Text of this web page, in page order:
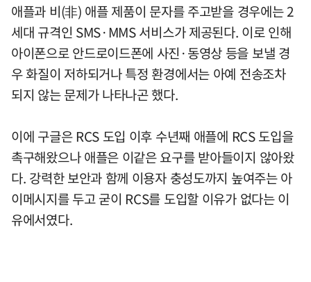
애플과 비(非) 애플 제품이 문자를 주고받을 경우에는 2
세대 규격인 SMS·MMS 서비스가 제공된다. 이로 인해
아이폰으로 안드로이드폰에 사진·동영상 등을 보낼 경
우 화질이 저하되거나 특정 환경에서는 아예 전송조차
되지 않는 문제가 나타나곤 했다.
이에 구글은 RCS 도입 이후 수년째 애플에 RCS 도입을
촉구해왔으나 애플은 이같은 요구를 받아들이지 않아왔
다. 강력한 보안과 함께 이용자 충성도까지 높여주는 아
이메시지를 두고 굳이 RCS를 도입할 이유가 없다는 이
유에서였다.